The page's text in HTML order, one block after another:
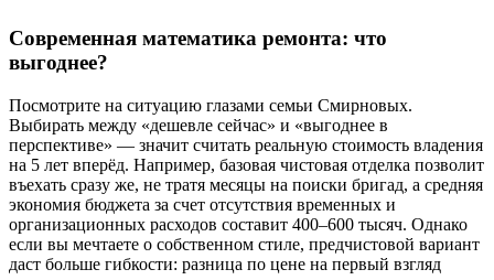
Современная математика ремонта: что
выгоднее?
Посмотрите на ситуацию глазами семьи Смирновых.
Выбирать между «дешевле сейчас» и «выгоднее в
перспективе» — значит считать реальную стоимость владения
на 5 лет вперёд. Например, базовая чистовая отделка позволит
въехать сразу же, не тратя месяцы на поиски бригад, а средняя
экономия бюджета за счет отсутствия временных и
организационных расходов составит 400–600 тысяч. Однако
если вы мечтаете о собственном стиле, предчистовой вариант
даст больше гибкости: разница по цене на первый взгляд